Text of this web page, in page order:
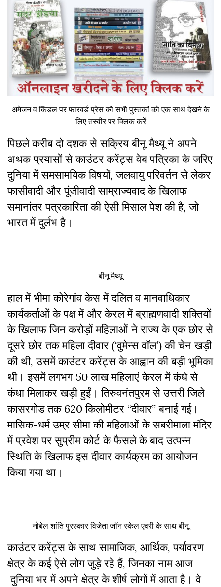
अमेजन व किंडल पर फारवर्ड प्रेस की सभी पुस्तकों को एक साथ देखने के
लिए तस्वीर पर क्लिक करें
पिछले करीब दो दशक से सक्रिय बीनू मैथ्यू ने अपने
अथक प्रयासों से काउंटर करेंट्स वेब पत्रिका के जरिए
दुनिया में समसामयिक विषयों, जलवायु परिवर्तन से लेकर
फासीवादी और पूंजीवादी साम्राज्यवाद के खिलाफ
समानांतर पत्रकारिता की ऐसी मिसाल पेश की है, जो
भारत में दुर्लभ है।
बीनू मैथ्यू
हाल में भीमा कोरेगांव केस में दलित व मानवाधिकार
कार्यकर्ताओं के पक्ष में और केरल में ब्राह्मणवादी शक्तियों
के खिलाफ जिन करोड़ों महिलाओं ने राज्य के एक छोर से
दूसरे छोर तक महिला दीवार (‘वुमेन्स वॉल’) की चेन खड़ी
की थी, उसमें काउंटर करेंट्स के आह्वान की बड़ी भूमिका
थी। इसमें लगभग 50 लाख महिलाएं केरल में कंधे से
कंधा मिलाकर खड़ी हुईं। तिरुवनंतपुरम से उत्तरी जिले
कासरगोड तक 620 किलोमीटर “दीवार” बनाई गई।
मासिक-धर्म उम्र सीमा की महिलाओं के सबरीमाला मंदिर
में प्रवेश पर सुप्रीम कोर्ट के फैसले के बाद उत्पन्न
स्थिति के खिलाफ इस दीवार कार्यक्रम का आयोजन
किया गया था।
नोबेल शांति पुरस्कार विजेता जॉन स्केल एवरी के साथ बीनू
काउंटर करेंट्स के साथ सामाजिक, आर्थिक, पर्यावरण
क्षेत्र के कई ऐसे लोग जुड़े रहे हैं, जिनका नाम आज
दुनिया भर में अपने क्षेत्र के शीर्ष लोगों में आता है। वे